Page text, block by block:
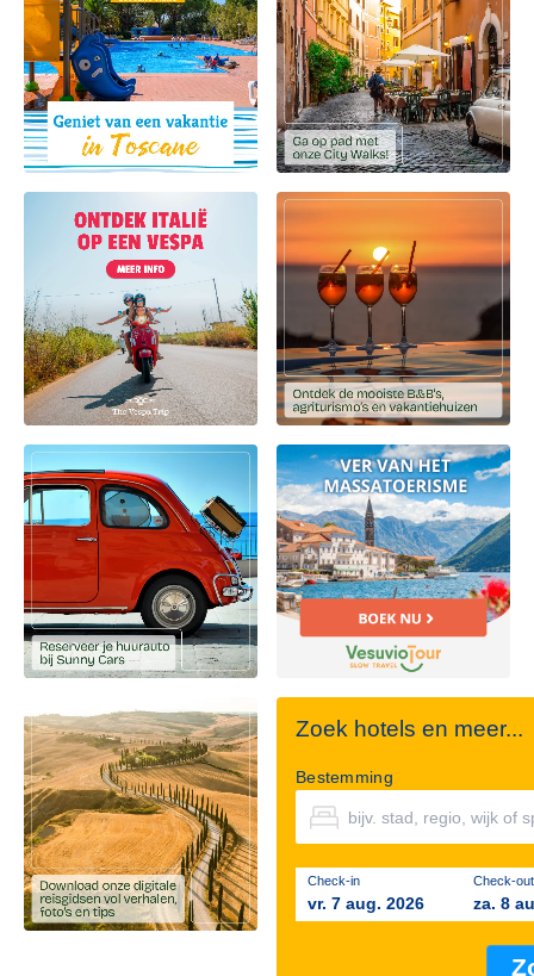
Zoek hotels en meer...
Bestemming
Check-in
vr. 7 aug. 2026
Check-out
za. 8